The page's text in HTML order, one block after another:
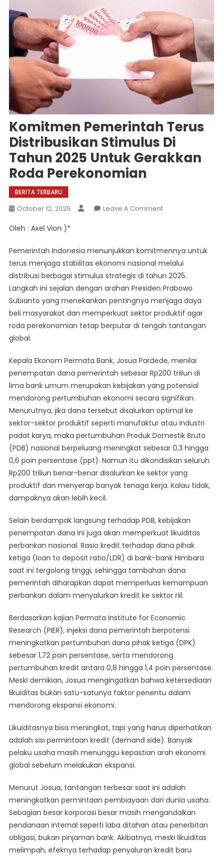
Komitmen Pemerintah Terus
Distribusikan Stimulus Di
Tahun 2025 Untuk Gerakkan
Roda Perekonomian
BERITA TERBARU
October 12, 2025 Leave A CommentOn
Distribusikan
Stimulus
Di
Tahun
2025
Untuk
Gerakkan
Oleh : Axel Vion )*
Pemerintah Indonesia menunjukkan komitmennya untuk
terus menjaga stabilitas ekonomi nasional melalui
distribusi berbagai stimulus strategis di tahun 2025.
Langkah ini sejalan dengan arahan Presiden Prabowo
Subianto yang menekankan pentingnya menjaga daya
beli masyarakat dan memperkuat sektor produktif agar
roda perekonomian tetap berputar di tengah tantangan
global.
Kepala Ekonom Permata Bank, Josua Pardede, menilai
penempatan dana pemerintah sebesar Rp200 triliun di
lima bank umum merupakan kebijakan yang potensial
mendorong pertumbuhan ekonomi secara signifikan.
Menurutnya, jika dana tersebut disalurkan optimal ke
sektor-sektor produktif seperti manufaktur atau industri
padat karya, maka pertumbuhan Produk Domestik Bruto
(PDB) nasional berpeluang meningkat sebesar 0,3 hingga
0,6 poin persentase (ppt). Namun itu dikondisikan seluruh
Rp200 triliun benar-benar disalurkan ke sektor yang
produktif dan menyerap banyak tenaga kerja. Kalau tidak,
dampaknya akan lebih kecil.
Selain berdampak langsung terhadap PDB, kebijakan
penempatan dana ini juga akan memperkuat likuiditas
perbankan nasional. Rasio kredit terhadap dana pihak
ketiga (loan to deposit ratio/LDR) di bank-bank Himbara
saat ini tergolong tinggi, sehingga tambahan dana
pemerintah diharapkan dapat memperluas kemampuan
perbankan dalam menyalurkan kredit ke sektor riil.
Berdasarkan kajian Permata Institute for Economic
Research (PIER), injeksi dana pemerintah berpotensi
meningkatkan pertumbuhan dana pihak ketiga (DPK)
sebesar 1,72 poin persentase, serta mendorong
pertumbuhan kredit antara 0,8 hingga 1,4 poin persentase.
Meski demikian, Josua mengingatkan bahwa ketersediaan
likuiditas bukan satu-satunya faktor penentu dalam
mendorong ekspansi ekonomi.
Likuiditasnya bisa meningkat, tapi yang harus diperhatikan
adalah sisi permintaan kredit (demand side). Banyak
pelaku usaha masih menunggu kepastian arah ekonomi
global sebelum melakukan ekspansi.
Menurut Josua, tantangan terbesar saat ini adalah
meningkatkan permintaan pembiayaan dari dunia usaha.
Sebagian besar korporasi besar masih mengandalkan
pendanaan internal seperti laba ditahan atau penerbitan
obligasi, bukan pinjaman bank. Akibatnya, meski likuiditas
melimpah, efeknya terhadap penyaluran kredit baru